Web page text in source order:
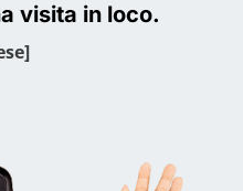
visita in loco.